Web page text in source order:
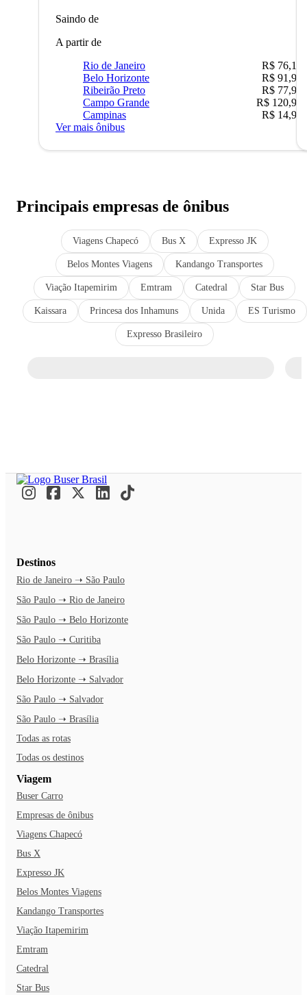
Saindo de
A partir de
Rio de Janeiro
R$ 76,10
Belo Horizonte
R$ 91,90
Ribeirão Preto
R$ 77,90
Campo Grande
R$ 120,90
Campinas
R$ 14,90
Ver mais ônibus
Principais empresas de ônibus
Viagens Chapecó Bus X Expresso JK
Belos Montes Viagens Kandango Transportes
Viação Itapemirim Emtram Catedral Star Bus
Kaissara Princesa dos Inhamuns Unida ES Turismo
Expresso Brasileiro
Destinos
Rio de Janeiro ➝ São Paulo
São Paulo ➝ Rio de Janeiro
São Paulo ➝ Belo Horizonte
São Paulo ➝ Curitiba
Belo Horizonte ➝ Brasília
Belo Horizonte ➝ Salvador
São Paulo ➝ Salvador
São Paulo ➝ Brasília
Todas as rotas
Todas os destinos
Viagem
Buser Carro
Empresas de ônibus
Viagens Chapecó
Bus X
Expresso JK
Belos Montes Viagens
Kandango Transportes
Viação Itapemirim
Emtram
Catedral
Star Bus